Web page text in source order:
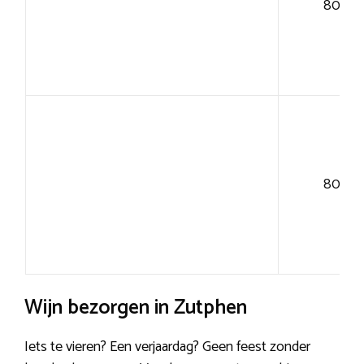
80+
80+
Wijn bezorgen in Zutphen
Iets te vieren? Een verjaardag? Geen feest zonder